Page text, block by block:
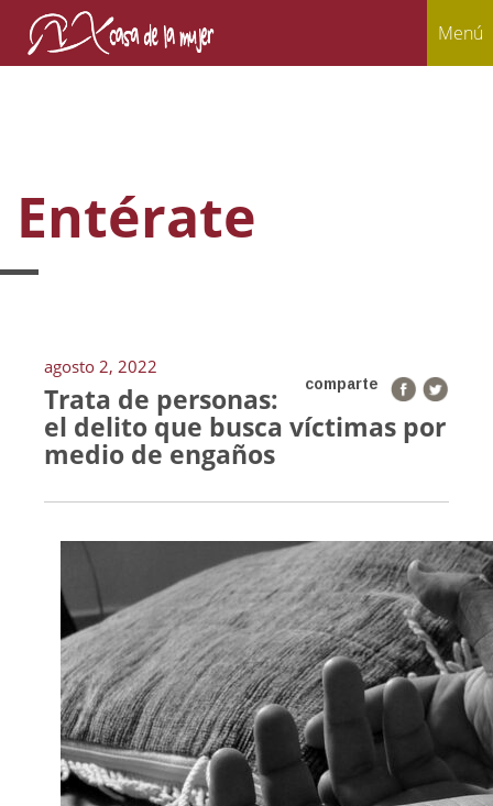
Menú
Entérate
agosto 2, 2022
comparte
Trata de personas:
el delito que busca víctimas por
medio de engaños